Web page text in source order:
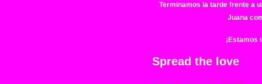
Terminamos la tarde frente a
Juana
¡Estamos
Spread the love